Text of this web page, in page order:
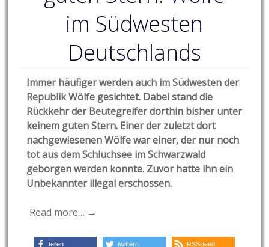
im Südwesten
Deutschlands
Immer häufiger werden auch im Südwesten der
Republik Wölfe gesichtet. Dabei stand die
Rückkehr der Beutegreifer dorthin bisher unter
keinem guten Stern. Einer der zuletzt dort
nachgewiesenen Wölfe war einer, der nur noch
tot aus dem Schluchsee im Schwarzwald
geborgen werden konnte. Zuvor hatte ihn ein
Unbekannter illegal erschossen.
Read more… →
teilen twittern RSS-feed